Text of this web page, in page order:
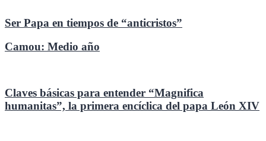
Ser Papa en tiempos de “anticristos”
Camou: Medio año
Claves básicas para entender “Magnifica
humanitas”, la primera encíclica del papa León XIV